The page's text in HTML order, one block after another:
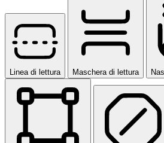
Linea di lettura Maschera di lettura